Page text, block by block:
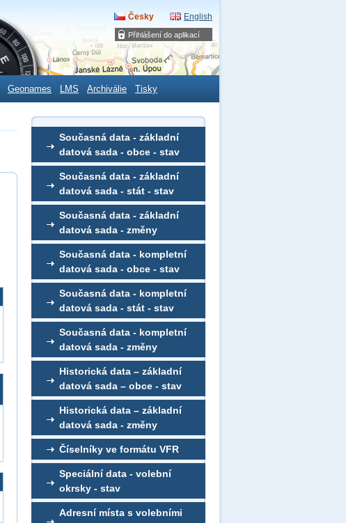
Přihlášení do aplikací
Česky English
Geonames LMS Archiválie Tisky
Současná data - základní
datová sada - obce - stav
Současná data - základní
datová sada - stát - stav
Současná data - základní
datová sada - změny
Současná data - kompletní
datová sada - obce - stav
Současná data - kompletní
datová sada - stát - stav
Současná data - kompletní
datová sada - změny
Historická data – základní
datová sada – obce - stav
Historická data – základní
datová sada - změny
Číselníky ve formátu VFR
Speciální data - volební
okrsky - stav
Adresní místa s volebními